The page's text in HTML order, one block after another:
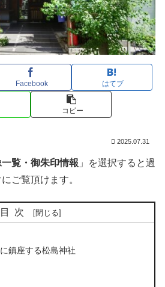
Facebook はてブ
コピー
2025.07.31
覧・御朱印情報 」を選択すると過
ご覧頂けます。
目次
鎮座する松島神社